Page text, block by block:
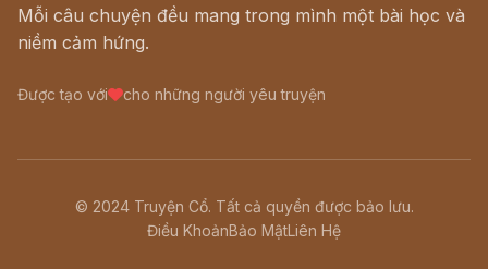
Mỗi câu chuyện đều mang trong mình một bài học và
niềm cảm hứng.
Được tạo với cho những người yêu truyện
© 2024 Truyện Cổ. Tất cả quyền được bảo lưu.
Điều KhoảnBảo MậtLiên Hệ